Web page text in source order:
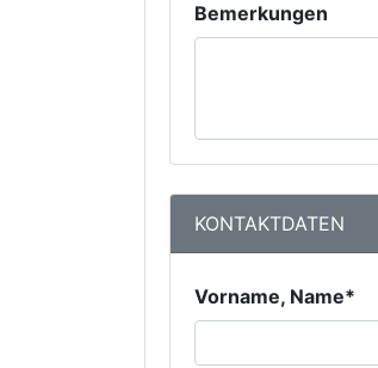
Bemerkungen
KONTAKTDATEN
Vorname, Name*